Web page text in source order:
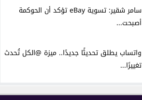
سامر شقير: تسوية eBay تؤكد أن الحوكمة
أصبحت...
واتساب يطلق تحديثًا جديدًا.. ميزة @الكل تُحدث
تغييرًا...